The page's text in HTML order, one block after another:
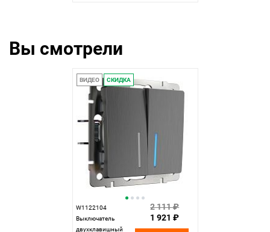
Вы смотрели
ВИДЕО СКИДКА
W1122104
Выключатель
двухклавишный
2 111 ₽
1 921 ₽